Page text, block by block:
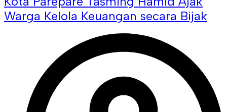
Warga Kelola Keuangan secara Bijak